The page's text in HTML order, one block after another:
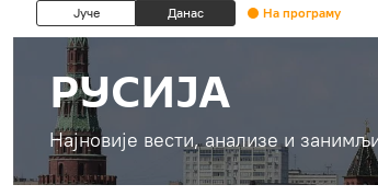
Јуче Данас На програму
РУСИЈА
Најновије вести, анализе и